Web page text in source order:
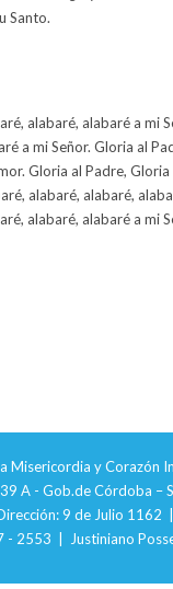
Santo.
alabaré, alabaré a mi
a mi Señor. Gloria al
Gloria al Padre, Gloria
alabaré, alabaré,
alabaré, alabaré a mi
Misericordia y Corazón
A - Gob.de Córdoba –
9 de Julio
- 2553 | Justiniano